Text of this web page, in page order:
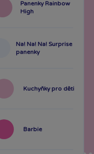
Panenky Rainbow
High
Na! Na! Na! Surprise
panenky
Kuchyňky pro děti
Barbie